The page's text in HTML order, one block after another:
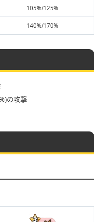
105%/125%
140%/170%
の攻撃